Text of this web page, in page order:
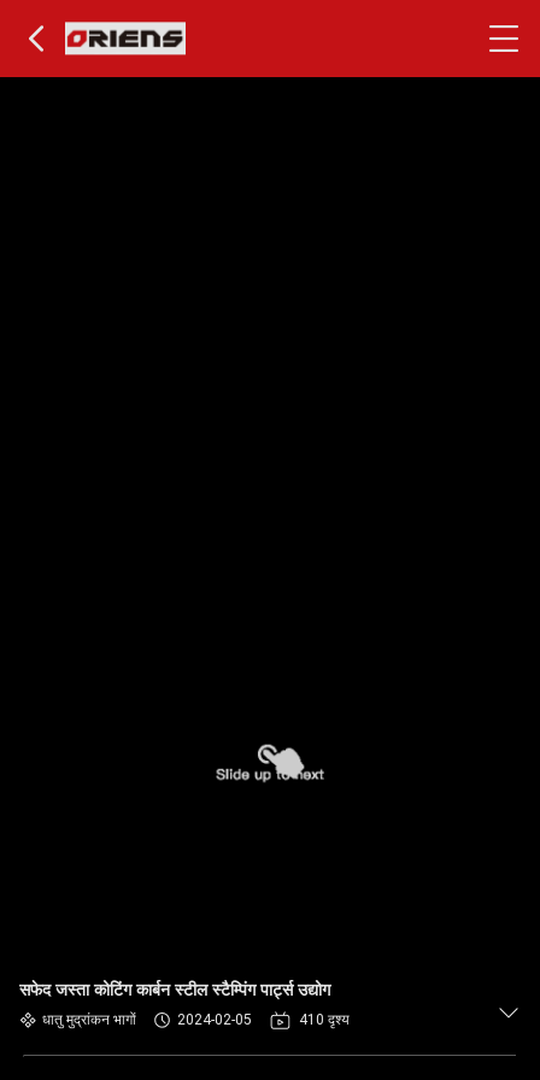
सफेद जस्ता कोटिंग कार्बन स्टील स्टैम्पिंग पार्ट्स उद्योग
धातु मुद्रांकन भागों 2024-02-05 410 दृश्य